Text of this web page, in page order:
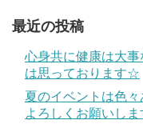
最近の投稿
心身共に健康は大
は思っております☆
夏のイベントは色
よろしくお願いしま